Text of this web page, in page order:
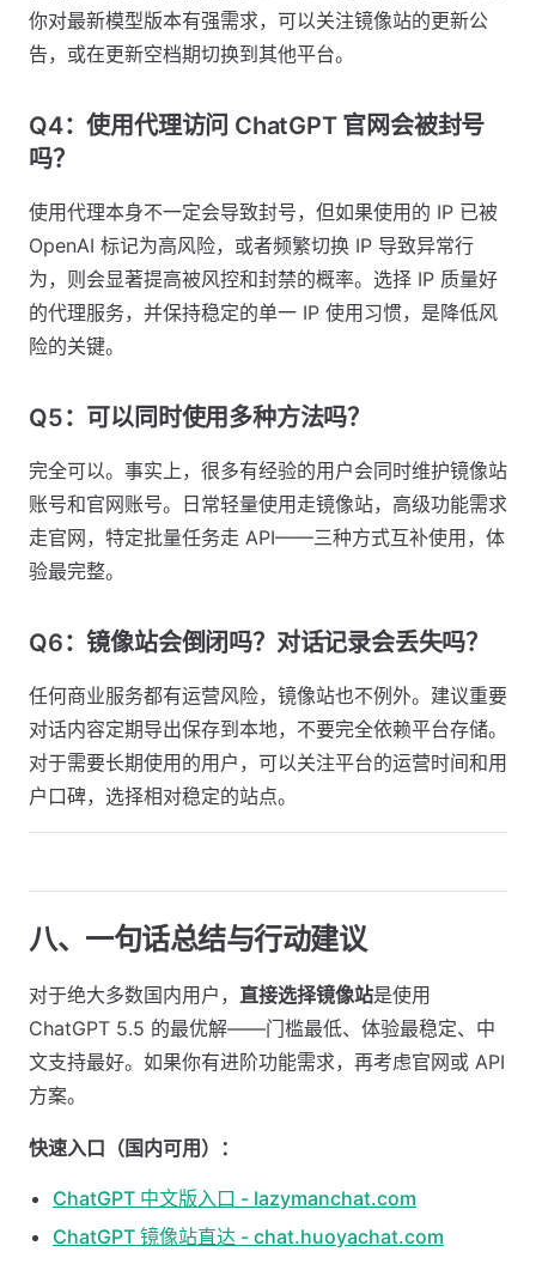
你对最新模型版本有强需求，可以关注镜像站的更新公
告，或在更新空档期切换到其他平台。
Q4：使用代理访问 ChatGPT 官网会被封号
吗？
使用代理本身不一定会导致封号，但如果使用的 IP 已被
OpenAI 标记为高风险，或者频繁切换 IP 导致异常行
为，则会显著提高被风控和封禁的概率。选择 IP 质量好
的代理服务，并保持稳定的单一 IP 使用习惯，是降低风
险的关键。
Q5：可以同时使用多种方法吗？
完全可以。事实上，很多有经验的用户会同时维护镜像站
账号和官网账号。日常轻量使用走镜像站，高级功能需求
走官网，特定批量任务走 API——三种方式互补使用，体
验最完整。
Q6：镜像站会倒闭吗？对话记录会丢失吗？
任何商业服务都有运营风险，镜像站也不例外。建议重要
对话内容定期导出保存到本地，不要完全依赖平台存储。
对于需要长期使用的用户，可以关注平台的运营时间和用
户口碑，选择相对稳定的站点。
八、一句话总结与行动建议
对于绝大多数国内用户， 直接选择镜像站是使用
ChatGPT 5.5 的最优解——门槛最低、体验最稳定、中
文支持最好。如果你有进阶功能需求，再考虑官网或 API
方案。
快速入口（国内可用）：
ChatGPT 中文版入口 - lazymanchat.com
ChatGPT 镜像站直达 - chat.huoyachat.com